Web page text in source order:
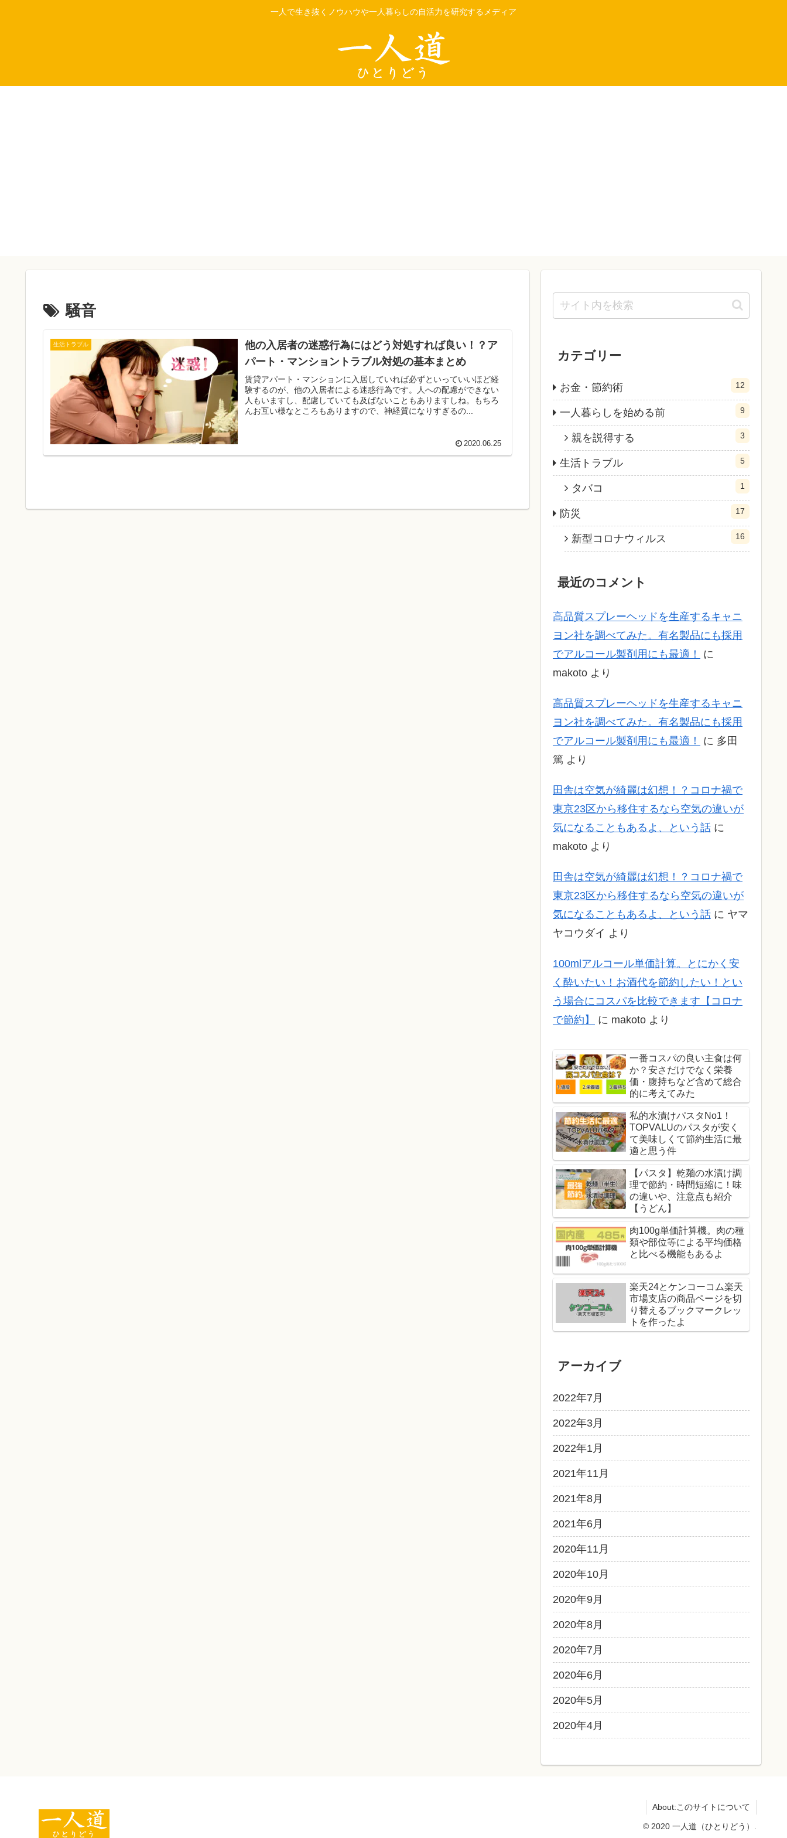
一人で生き抜くノウハウや一人暮らしの自活力を研究するメディア
騒音
生活トラブル
他の入居者の迷惑行為にはどう対処すれば良い！？ア
パート・マンショントラブル対処の基本まとめ
賃貸アパート・マンションに入居していれば必ずといっていいほど経
験するのが、他の入居者による迷惑行為です。人への配慮ができない
人もいますし、配慮していても及ばないこともありますしね。もちろ
んお互い様なところもありますので、神経質になりすぎるの...
2020.06.25
カテゴリー
お金・節約術 12
一人暮らしを始める前 9
親を説得する 3
生活トラブル 5
タバコ 1
防災 17
新型コロナウィルス 16
最近のコメント
高品質スプレーヘッドを生産するキャニ
ヨン社を調べてみた。有名製品にも採用
でアルコール製剤用にも最適！
に
makoto より
高品質スプレーヘッドを生産するキャニ
ヨン社を調べてみた。有名製品にも採用
でアルコール製剤用にも最適！
に 多田
篤 より
田舎は空気が綺麗は幻想！？コロナ禍で
東京23区から移住するなら空気の違いが
気になることもあるよ、という話 に
makoto より
田舎は空気が綺麗は幻想！？コロナ禍で
東京23区から移住するなら空気の違いが
気になることもあるよ、という話 に ヤマ
ヤコウダイ より
100mlアルコール単価計算。とにかく安
く酔いたい！お酒代を節約したい！とい
う場合にコスパを比較できます【コロナ
で節約】
に makoto より
一番コスパの良い主食は何
か？安さだけでなく栄養
価・腹持ちなど含めて総合
的に考えてみた
私的水漬けパスタNo1！
TOPVALUのパスタが安く
て美味しくて節約生活に最
適と思う件
【パスタ】乾麺の水漬け調
理で節約・時間短縮に！味
の違いや、注意点も紹介
【うどん】
肉100g単価計算機。肉の種
類や部位等による平均価格
と比べる機能もあるよ
楽天24とケンコーコム楽天
市場支店の商品ページを切
り替えるブックマークレッ
トを作ったよ
アーカイブ
2022年7月
2022年3月
2022年1月
2021年11月
2021年8月
2021年6月
2020年11月
2020年10月
2020年9月
2020年8月
2020年7月
2020年6月
2020年5月
2020年4月
About:このサイトについて
© 2020 一人道（ひとりどう）.